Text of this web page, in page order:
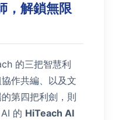
，解鎖無限
的三把智慧利
作共編、以及文
第四把利劍，則
的 HiTeach AI